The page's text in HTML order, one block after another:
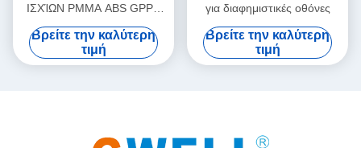
ΙΣΧΊΩΝ PMMA ABS GPPS
για τους δίσκους αγωγών
συρταριών
Βρείτε την καλύτερη
τιμή
για διαφημιστικές οθόνες
Βρείτε την καλύτερη
τιμή